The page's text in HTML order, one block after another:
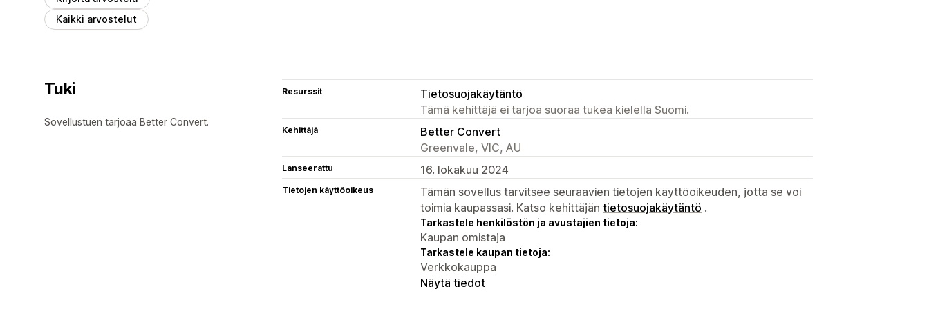
Kaikki arvostelut
Tuki
Sovellustuen tarjoaa Better Convert.
Resurssit
Tietosuojakäytäntö
Tämä kehittäjä ei tarjoa suoraa tukea kielellä Suomi.
Kehittäjä
Better Convert
Greenvale, VIC, AU
Lanseerattu 16. lokakuu 2024
Tietojen käyttöoikeus
Tämän sovellus tarvitsee seuraavien tietojen käyttöoikeuden, jotta se voi
toimia kaupassasi. Katso kehittäjän tietosuojakäytäntö .
Tarkastele henkilöstön ja avustajien tietoja:
Kaupan omistaja
Tarkastele kaupan tietoja:
Verkkokauppa
Näytä tiedot